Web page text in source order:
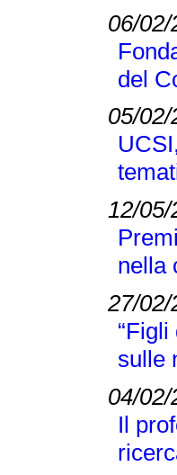
06/02/
del
05/02/
12/05/
nella
27/02/
sulle
04/02/
Il